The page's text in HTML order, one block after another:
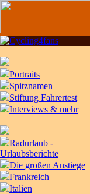
Portraits
Spitznamen
Stiftung Fahrertest
Interviews & mehr
Radurlaub -
Urlaubsberichte
Die großen Anstiege
Frankreich
Italien